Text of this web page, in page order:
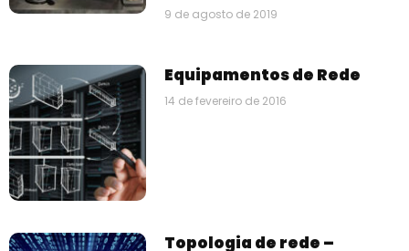
9 de agosto de 2019
Equipamentos de Rede
14 de fevereiro de 2016
Topologia de rede –